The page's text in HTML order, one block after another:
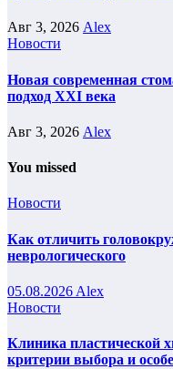
Авг 3, 2026 Alex
Новости
Новая современная
подход XXI века
Авг 3, 2026 Alex
You missed
Новости
Как отличить
неврологического
05.08.2026 Alex
Новости
Клиника пластической
критерии выбора и